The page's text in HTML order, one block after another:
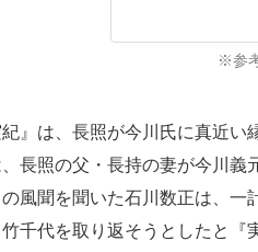
※参
』は、長照が今川氏に真近い
、長照の父・長持の妻が今川義
風聞を聞いた石川数正は、一
千代を取り返そうとしたと『